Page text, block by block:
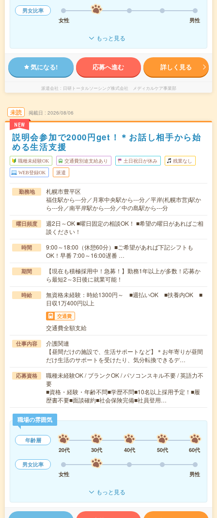
男女比率
女性
男性
もっと見る
気になる! 応募へ進む 詳しく見る
派遣会社 日研トータルソーシング株式会社 メディカルケア事業部
未読
NEW
掲載日 2026/08/06
説明会参加で2000円get！＊お話し相手から始
める生活支援
職種未経験OK 交通費別途支給あり 土日祝日が休み 残業なし
WEB登録OK 派遣
勤務地
札幌市豊平区
福住駅から---分／月寒中央駅から---分／平岸(札幌市営)駅か
ら---分／南平岸駅から---分／中の島駅から---分
曜日頻度
週2日～OK ■曜日固定の相談OK！ ■希望の曜日があればご相
談ください！
時間
9:00～18:00（休憩60分）■ご希望があれば下記シフトも
OK！早番 7:00～16:00遅番 …
期間
【現在も積極採用中！急募！】勤務1年以上が多数！応募か
ら最短2～3日後に就業可能！
時給
無資格未経験：時給1300円～ ■週払いOK ■扶養内OK ■
日収1万400円以上
交通費
交通費全額支給
仕事内容
介護関連
【昼間だけの施設で、生活サポートなど】＊お年寄りが昼間
だけ生活のサポートを受けたり、気分転換できるデ…
応募資格
職種未経験OK / ブランクOK / パソコンスキル不要 / 英語力不
要
■資格・経験・年齢不問■学歴不問■10名以上採用予定！■履
歴書不要■面談確約■社会保険完備■社員登用…
職場の雰囲気
年齢層
20代
30代 40代 50代
60代
男女比率
女性
男性
もっと見る